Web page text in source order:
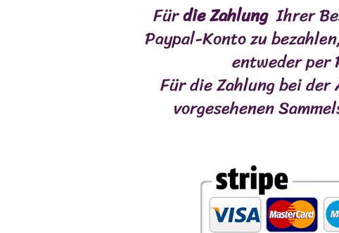
Fürdie Zahlung Ihrer
Paypal-Konto zu
entweder per
Für die Zahlung bei
vorgesehenen